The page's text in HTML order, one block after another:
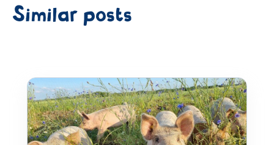
Similar posts